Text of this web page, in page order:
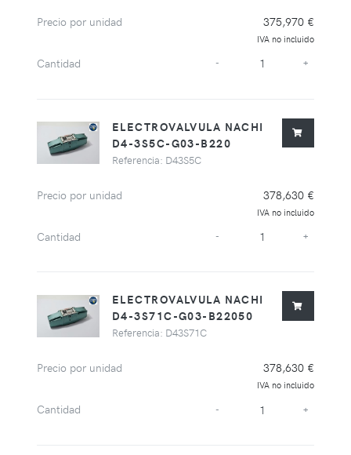
Precio por unidad 375,970 €
IVA no incluido
Cantidad - +
ELECTROVALVULA NACHI
D4-3S5C-G03-B220
Referencia: D43S5C
Precio por unidad 378,630 €
IVA no incluido
Cantidad - +
ELECTROVALVULA NACHI
D4-3S71C-G03-B22050
Referencia: D43S71C
Precio por unidad 378,630 €
IVA no incluido
Cantidad - +